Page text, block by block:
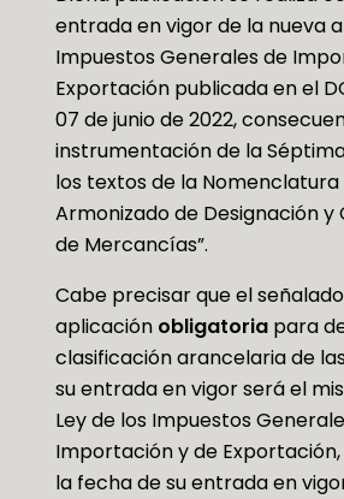
entrada en vigor de la nueva a
Impuestos Generales de
Exportación publicada en el
07 de junio de 2022,
instrumentación de la
los textos de la Nomenclatura
Armonizado de Designación y
de Mercancías”.
Cabe precisar que el
aplicación obligatoriapara
clasificación arancelaria de
su entrada en vigor será el
Ley de los Impuestos
Importación y de
la fecha de su entrada en